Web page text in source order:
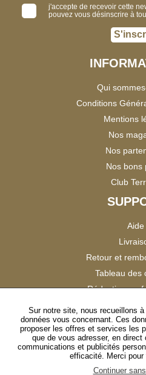
j'accepte de recevoir cette
pouvez vous désinscrire à
Qui
Conditions
Mentions
Nos
Nos
Nos bons
Club
Aide
Retour et
Tableau des
Réduction
Satisfaction
SUIVEZ-
Sur notre site, nous recueillons
données vous concernant. Ces
proposer les offres et services les
que de vous adresser, en
communications et publicités
efficacité. Merci pour
Continuer